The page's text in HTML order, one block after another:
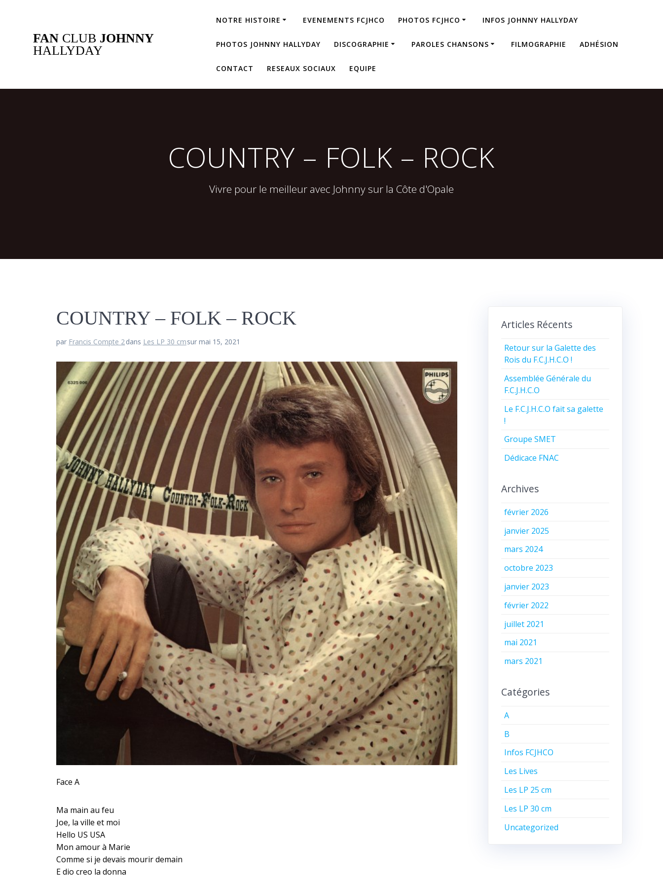
FAN CLUB JOHNNY
HALLYDAY
NOTRE HISTOIRE EVENEMENTS FCJHCO PHOTOS FCJHCO INFOS JOHNNY HALLYDAY
PHOTOS JOHNNY HALLYDAY DISCOGRAPHIE PAROLES CHANSONS FILMOGRAPHIE ADHÉSION
CONTACT RESEAUX SOCIAUX EQUIPE
COUNTRY – FOLK – ROCK
Vivre pour le meilleur avec Johnny sur la Côte d'Opale
COUNTRY – FOLK – ROCK
par Francis Compte 2 dans Les LP 30 cmsur mai 15, 2021
Face A
Ma main au feu
Joe, la ville et moi
Hello US USA
Mon amour à Marie
Comme si je devais mourir demain
E dio creo la donna
Articles Récents
Retour sur la Galette des
Rois du F.C.J.H.C.O !
Assemblée Générale du
F.C.J.H.C.O
Le F.C.J.H.C.O fait sa galette
!
Groupe SMET
Dédicace FNAC
Archives
février 2026
janvier 2025
mars 2024
octobre 2023
janvier 2023
février 2022
juillet 2021
mai 2021
mars 2021
Catégories
A
B
Infos FCJHCO
Les Lives
Les LP 25 cm
Les LP 30 cm
Uncategorized